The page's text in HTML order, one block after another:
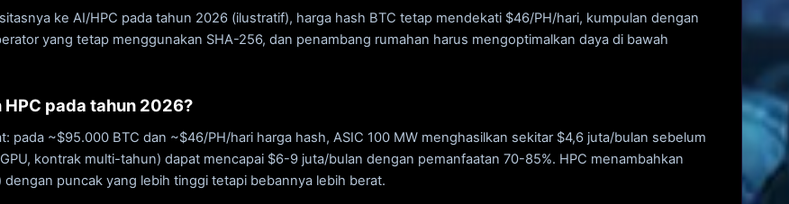
ke AI/HPC pada tahun 2026 (ilustratif), harga hash BTC tetap mendekati $46/PH/hari, kumpulan dengan
yang tetap menggunakan SHA-256, dan penambang rumahan harus mengoptimalkan daya di bawah
pada tahun 2026?
pada ~$95.000 BTC dan ~$46/PH/hari harga hash, ASIC 100 MW menghasilkan sekitar $4,6 juta/bulan sebelum
kontrak multi-tahun) dapat mencapai $6-9 juta/bulan dengan pemanfaatan 70-85%. HPC menambahkan
puncak yang lebih tinggi tetapi bebannya lebih berat.